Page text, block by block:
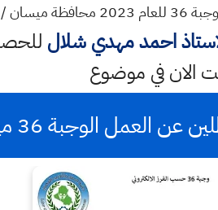
العمارة
احمد مهدي شلال
الان في موضوع
الوجبة 36 ميسان / العمارة